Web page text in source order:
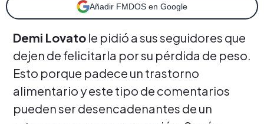
Añadir FMDOS en Google
Demi Lovato le pidió a sus seguidores que
dejen de felicitarla por su pérdida de peso.
Esto porque padece un trastorno
alimentario y este tipo de comentarios
pueden ser desencadenantes de un